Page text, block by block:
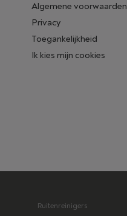
Algemene voorwaarden
Privacy
Toegankelijkheid
Ik kies mijn cookies
Ruitenreinigers